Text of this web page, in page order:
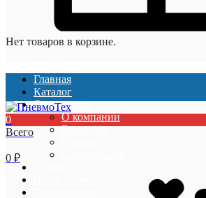
Нет товаров в корзине.
Главная
Каталог
О компании
О компании
Вакансии
0
Всего
0 ₽